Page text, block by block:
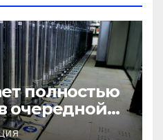
полностью
очередной